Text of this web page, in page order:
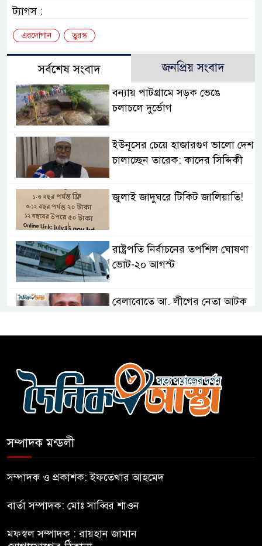
ট্যাগস :
এরদোগান তুরস্ক
সর্বশেষ সংবাদ জনপ্রিয় সংবাদ
বন্যায় পাটগ্রামে সড়ক ভেঙে
চলাচলে দুর্ভোগ
ইউনূসের চেয়ে হাজারগুণ ভালো দেশ
চালাচ্ছেন তারেক: কাদের সিদ্দিকী
জুলাই জাদুঘরে টিকিট জালিয়াতি!
রাষ্ট্রপতি নির্বাচনের তপশিল ঘোষণা
ভোট-২০ আগস্ট
বেলাবোতে আ. লীগের নেতা আটক
ছাড়লেন ১১ দলের নেতারা
এআই বক্তব্য দিয়েছে শেখ হাসিনা
ঐক্যের পদযাত্রা আটকে দিলো
সুযোগ দেওয়ায় ঢাকার ক্ষোভ
সম্পাদক মন্ডলী
সম্পাদক ও প্রকাশক: ইফতেখার আহমেদ
বার্তা সম্পাদক: মোঃ সাব্বির শাওন
মফস্বল সম্পাদক : রায়হান জামান